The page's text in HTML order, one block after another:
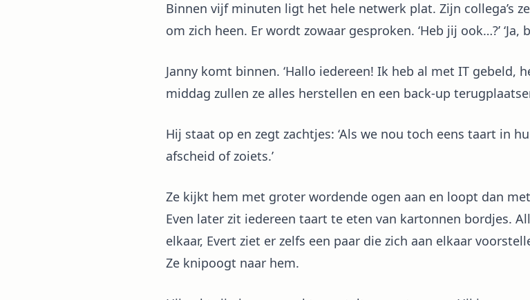
Binnen vijf minuten ligt het hele netwerk plat. Zijn collega’s
om zich heen. Er wordt zowaar gesproken. ‘Heb jij ook…?’ ‘Ja,
Janny komt binnen. ‘Hallo iedereen! Ik heb al met IT gebeld,
middag zullen ze alles herstellen en een back-up
Hij staat op en zegt zachtjes: ‘Als we nou toch eens taart in
afscheid of zoiets.’
Ze kijkt hem met groter wordende ogen aan en loopt dan
Even later zit iedereen taart te eten van kartonnen bordjes.
elkaar, Evert ziet er zelfs een paar die zich aan elkaar
Ze knipoogt naar hem.